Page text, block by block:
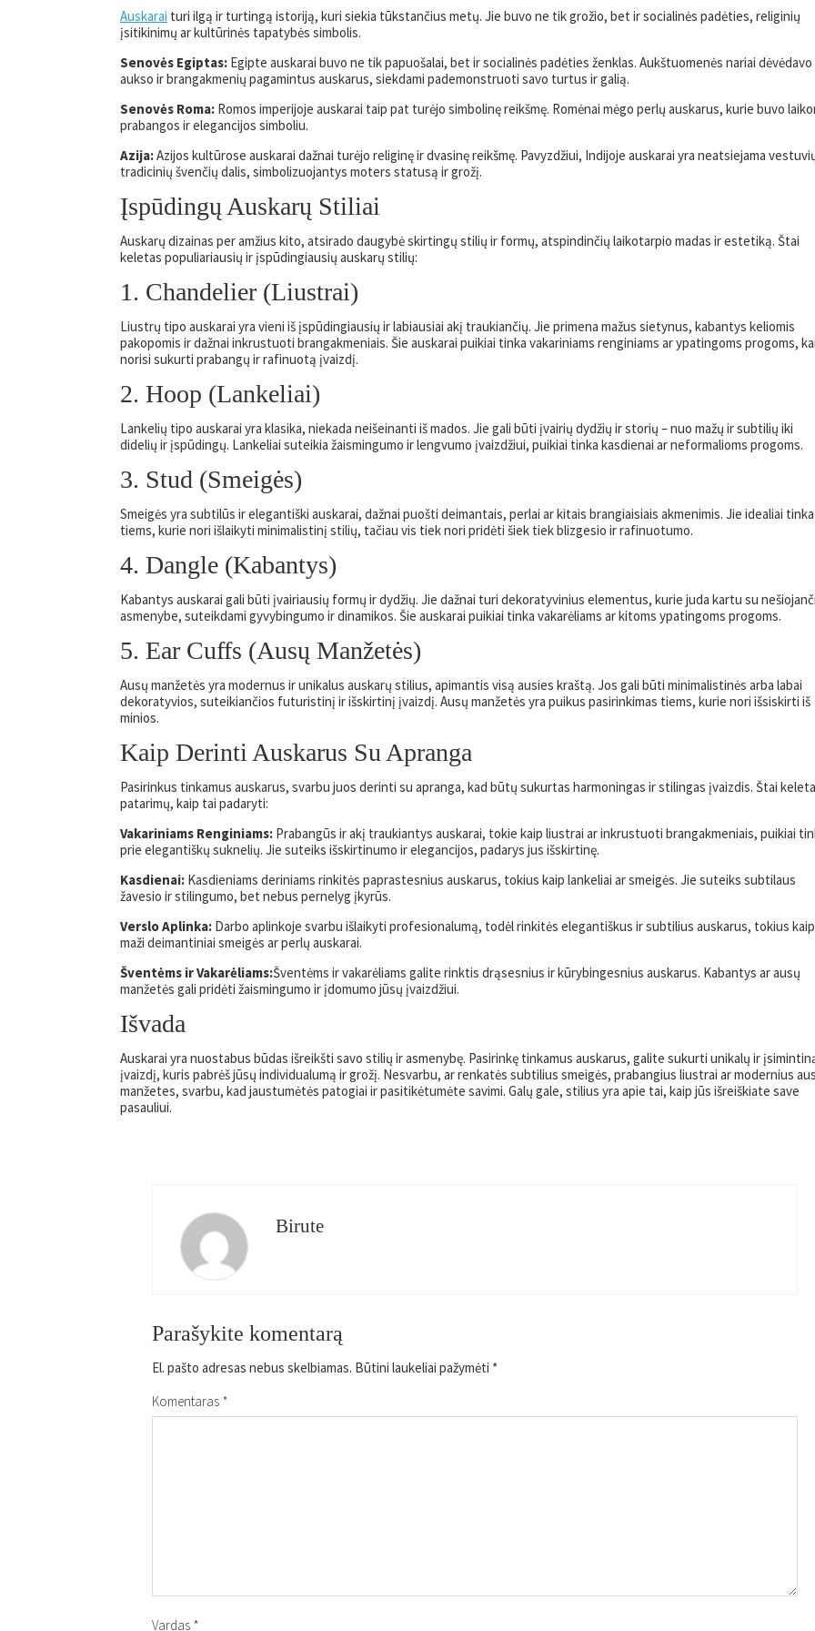
Auskarai turi ilgą ir turtingą istoriją, kuri siekia tūkstančius metų. Jie buvo ne tik grožio, bet ir socialinės padėties, religinių
įsitikinimų ar kultūrinės tapatybės simbolis.
Senovės Egiptas: Egipte auskarai buvo ne tik papuošalai, bet ir socialinės padėties ženklas. Aukštuomenės nariai dėvėdavo
aukso ir brangakmenių pagamintus auskarus, siekdami pademonstruoti savo turtus ir galią.
Senovės Roma: Romos imperijoje auskarai taip pat turėjo simbolinę reikšmę. Romėnai mėgo perlų auskarus, kurie buvo
prabangos ir elegancijos simboliu.
Azija:Azijos kultūrose auskarai dažnai turėjo religinę ir dvasinę reikšmę. Pavyzdžiui, Indijoje auskarai yra neatsiejama
tradicinių švenčių dalis, simbolizuojantys moters statusą ir grožį.
Įspūdingų Auskarų Stiliai
Auskarų dizainas per amžius kito, atsirado daugybė skirtingų stilių ir formų, atspindinčių laikotarpio madas ir estetiką. Štai
keletas populiariausių ir įspūdingiausių auskarų stilių:
1. Chandelier (Liustrai)
Liustrų tipo auskarai yra vieni iš įspūdingiausių ir labiausiai akį traukiančių. Jie primena mažus sietynus, kabantys keliomis
pakopomis ir dažnai inkrustuoti brangakmeniais. Šie auskarai puikiai tinka vakariniams renginiams ar ypatingoms progoms, kai
norisi sukurti prabangų ir rafinuotą įvaizdį.
2. Hoop (Lankeliai)
Lankelių tipo auskarai yra klasika, niekada neišeinanti iš mados. Jie gali būti įvairių dydžių ir storių – nuo mažų ir subtilių iki
didelių ir įspūdingų. Lankeliai suteikia žaismingumo ir lengvumo įvaizdžiui, puikiai tinka kasdienai ar neformalioms progoms.
3. Stud (Smeigės)
Smeigės yra subtilūs ir elegantiški auskarai, dažnai puošti deimantais, perlai ar kitais brangiaisiais akmenimis. Jie idealiai tinka
tiems, kurie nori išlaikyti minimalistinį stilių, tačiau vis tiek nori pridėti šiek tiek blizgesio ir rafinuotumo.
4. Dangle (Kabantys)
Kabantys auskarai gali būti įvairiausių formų ir dydžių. Jie dažnai turi dekoratyvinius elementus, kurie juda kartu su
asmenybe, suteikdami gyvybingumo ir dinamikos. Šie auskarai puikiai tinka vakarėliams ar kitoms ypatingoms progoms.
5. Ear Cuffs (Ausų Manžetės)
Ausų manžetės yra modernus ir unikalus auskarų stilius, apimantis visą ausies kraštą. Jos gali būti minimalistinės arba labai
dekoratyvios, suteikiančios futuristinį ir išskirtinį įvaizdį. Ausų manžetės yra puikus pasirinkimas tiems, kurie nori išsiskirti iš
minios.
Kaip Derinti Auskarus Su Apranga
Pasirinkus tinkamus auskarus, svarbu juos derinti su apranga, kad būtų sukurtas harmoningas ir stilingas įvaizdis. Štai
patarimų, kaip tai padaryti:
Vakariniams Renginiams: Prabangūs ir akį traukiantys auskarai, tokie kaip liustrai ar inkrustuoti brangakmeniais, puikiai
prie elegantiškų suknelių. Jie suteiks išskirtinumo ir elegancijos, padarys jus išskirtinę.
Kasdienai: Kasdieniams deriniams rinkitės paprastesnius auskarus, tokius kaip lankeliai ar smeigės. Jie suteiks subtilaus
žavesio ir stilingumo, bet nebus pernelyg įkyrūs.
Verslo Aplinka: Darbo aplinkoje svarbu išlaikyti profesionalumą, todėl rinkitės elegantiškus ir subtilius auskarus, tokius kaip
maži deimantiniai smeigės ar perlų auskarai.
Šventėms ir Vakarėliams:Šventėms ir vakarėliams galite rinktis drąsesnius ir kūrybingesnius auskarus. Kabantys ar ausų
manžetės gali pridėti žaismingumo ir įdomumo jūsų įvaizdžiui.
Išvada
Auskarai yra nuostabus būdas išreikšti savo stilių ir asmenybę. Pasirinkę tinkamus auskarus, galite sukurti unikalų ir
įvaizdį, kuris pabrėš jūsų individualumą ir grožį. Nesvarbu, ar renkatės subtilius smeigės, prabangius liustrai ar modernius
manžetes, svarbu, kad jaustumėtės patogiai ir pasitikėtumėte savimi. Galų gale, stilius yra apie tai, kaip jūs išreiškiate save
pasauliui.
Birute
Parašykite komentarą
El. pašto adresas nebus skelbiamas. Būtini laukeliai pažymėti *
Komentaras *
Vardas *